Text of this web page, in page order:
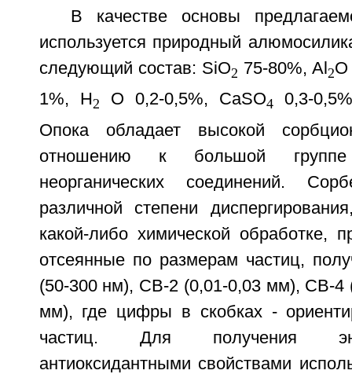
В качестве основы
используется природный
следующий состав: SiO2 75-80%, Al 2O
1%, Н2 O 0,2-0,5%, CaSO4 0,3-
Опока обладает высокой
отношению к большой группе
неорганических соединений.
различной степени
какой-либо химической обработке,
отсеянные по размерам частиц,
(50-300 нм), СВ-2 (0,01-0,03 мм), СВ-
мм), где цифры в скобках -
частиц. Для получения
антиоксидантными свойствами